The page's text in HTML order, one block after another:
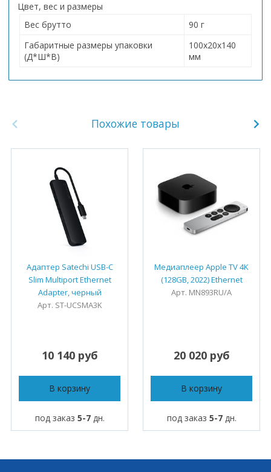
Цвет, вес и размеры
Вес брутто
90 г
Габаритные размеры упаковки
(Д*Ш*В)
100х20х140
мм
Похожие товары
Адаптер Satechi USB-C
Slim Multiport Ethernet
Adapter, черный
Арт. ST-UCSMA3K
10 140 руб
В корзину
под заказ 5-7дн.
Медиаплеер Apple TV 4K
(128GB, 2022) Ethernet
Арт. MN893RU/A
20 020 руб
В корзину
под заказ 5-7дн.